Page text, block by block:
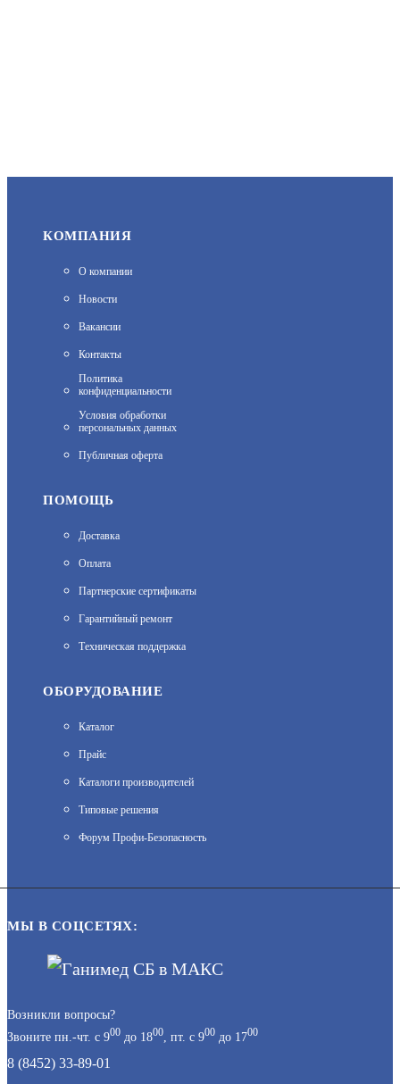
CD400 (2.5ММ)
АРТИКУЛ: УТ000018236
6 900
RVI-1NCD2033 (2.8-12)
12 790
TR-D4121IR1 V6 2.8
АРТИКУЛ: УТ000059154
B2530DMR (3.6ММ)
КОМПАНИЯ
О компании
Новости
Вакансии
Контакты
Политика
конфиденциальности
Условия обработки
персональных данных
Публичная оферта
ПОМОЩЬ
Доставка
Оплата
Партнерские сертификаты
Гарантийный ремонт
Техническая поддержка
ОБОРУДОВАНИЕ
Каталог
Прайс
Каталоги производителей
Типовые решения
Форум Профи-Безопасность
МЫ В СОЦСЕТЯХ:
Возникли вопросы?
Звоните пн.-чт. с 900 до 1800 , пт. с 900 до 1700
8 (8452) 33-89-01